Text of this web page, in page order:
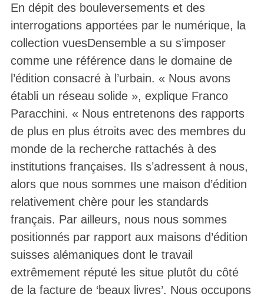
En dépit des bouleversements et des
interrogations apportées par le numérique, la
collection vuesDensemble a su s’imposer
comme une référence dans le domaine de
l’édition consacré à l’urbain. « Nous avons
établi un réseau solide », explique Franco
Paracchini. « Nous entretenons des rapports
de plus en plus étroits avec des membres du
monde de la recherche rattachés à des
institutions françaises. Ils s’adressent à nous,
alors que nous sommes une maison d’édition
relativement chère pour les standards
français. Par ailleurs, nous nous sommes
positionnés par rapport aux maisons d’édition
suisses alémaniques dont le travail
extrêmement réputé les situe plutôt du côté
de la facture de ‘beaux livres’. Nous occupons